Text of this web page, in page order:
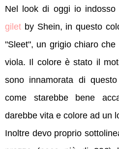
Nel look di oggi io indosso
gilet by Shein, in questo
"Sleet", un grigio chiaro
viola. Il colore è stato il
sono innamorata di
come starebbe bene
darebbe vita e colore ad un
Inoltre devo proprio